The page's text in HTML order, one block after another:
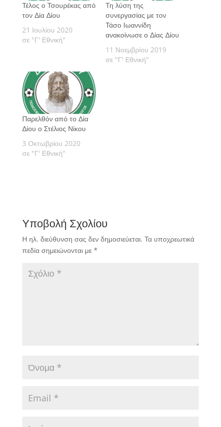
Τέλος ο Τσουρέκας από
τον Δία Δίου
21 Ιουλίου 2020
σε "Γ' Εθνική"
Τη λύση της
συνεργασίας με τον
Τάσο Ιωαννίδη
ανακοίνωσε ο Δίας Δίου
11 Νοεμβρίου 2019
σε "Γ' Εθνική"
Παρελθόν από το Δία
Δίου ο Στέλιος Νίκου
3 Οκτωβρίου 2020
σε "Γ' Εθνική"
Υποβολή Σχολίου
Η ηλ. διεύθυνση σας δεν δημοσιεύεται. Τα υποχρεωτικά
πεδία σημειώνονται με *